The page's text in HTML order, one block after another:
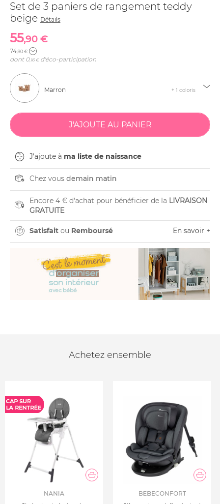
Set de 3 paniers de rangement teddy
beige Détails
55,90 €
74,90 €
dont 0,16 €d'éco-participation
Marron + 1 coloris
J'ajoute à ma liste de naissance
Chez vous demain matin
Encore 4 € d'achat pour bénéficier de la LIVRAISON
GRATUITE
Satisfait ou Remboursé En savoir +
Achetez ensemble
NANIA BEBECONFORT